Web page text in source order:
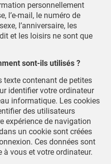
personnellement
l’e-mail, le numéro de
l’anniversaire, les
et les loisirs ne sont que
sont-ils utilisés ?
texte contenant de petites
identifier votre ordinateur
informatique. Les cookies
des utilisateurs
expérience de navigation
un cookie sont créées
Ces données sont
à vous et votre ordinateur.